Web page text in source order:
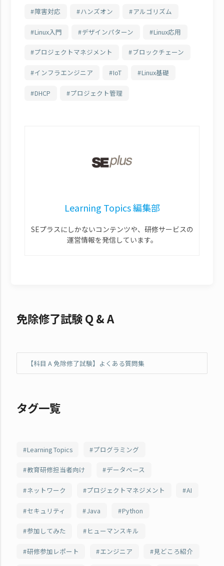
障害対応 ハンズオン アルゴリズム
Linux入門 デザインパターン Linux応用
プロジェクトマネジメント ブロックチェーン
インフラエンジニア IoT Linux基礎
DHCP プロジェクト管理
Learning Topics 編集部
SEプラスにしかないコンテンツや、研修サービスの
運営情報を発信しています。
免除修了試験 Q & A
【科目 A 免除修了試験】よくある質問集
タグ一覧
Learning Topics プログラミング
教育研修担当者向け データベース
ネットワーク プロジェクトマネジメント AI
セキュリティ Java Python
参加してみた ヒューマンスキル
研修参加レポート エンジニア 見どころ紹介